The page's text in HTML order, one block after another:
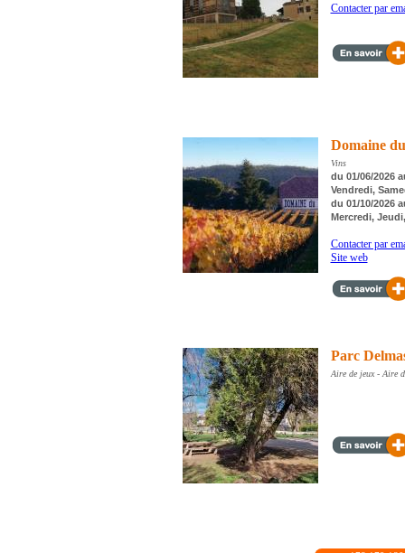
Contacter par
Domaine
Vins
du 01/06/2026
Vendredi,
du 01/10/2026
Mercredi,
Contacter par
Site web
Parc
Aire de jeux - Aire